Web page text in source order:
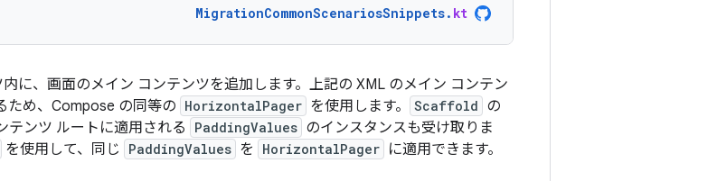
MigrationCommonScenariosSnippets. kt
に、画面のメイン コンテンツを追加します。上記の XML のメイン コンテン
ため、Compose の同等の HorizontalPager を使用します。 Scaffold の
テンツ ルートに適用される PaddingValues のインスタンスも受け取りま
を使用して、同じ PaddingValues を HorizontalPager に適用できます。